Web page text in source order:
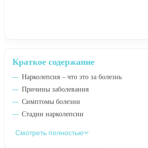
Краткое содержание
Нарколепсия – что это за болезнь
Причины заболевания
Симптомы болезни
Стадии нарколепсии
Смотреть полностью